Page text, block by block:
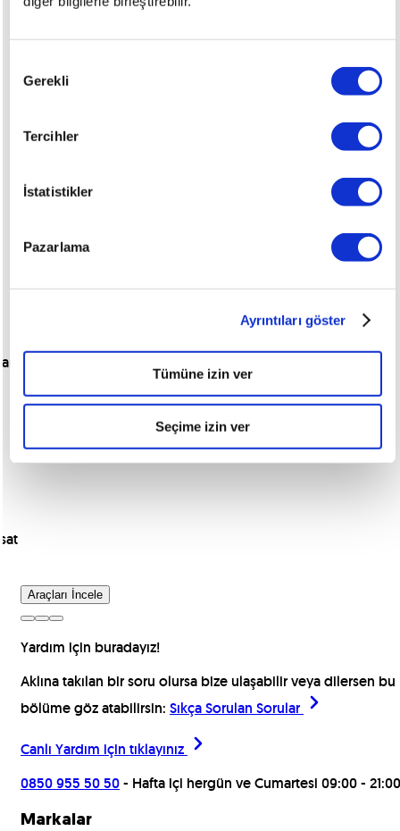
Seçimi
Gerekli
Tercihler
İstatistikler
Pazarlama
Ayrıntıları göster
Tümüne izin ver
Seçime izin ver
İsterseniz garajımızdaki araçlardan size uygun olanlarına
bakabilirsiniz.
Araçları İncele
Yardım için buradayız!
Aklına takılan bir soru olursa bize ulaşabilir veya dilersen bu
bölüme göz atabilirsin: Sıkça Sorulan Sorular
Canlı Yardım için tıklayınız
0850 955 50 50- Hafta içi hergün ve Cumartesi 09:00 - 21:00
Markalar